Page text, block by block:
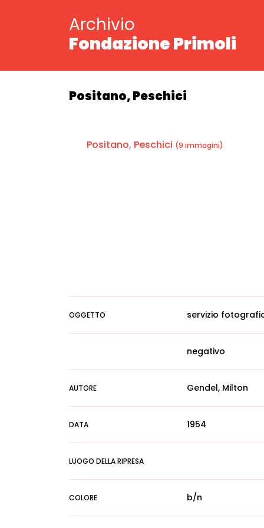
Archivio
Fondazione Primoli
Positano, Peschici
Positano, Peschici (9 immagini)
OGGETTO servizio
negativo
AUTORE Gendel, Milton
DATA 1954
LUOGO DELLA RIPRESA
COLORE b/n